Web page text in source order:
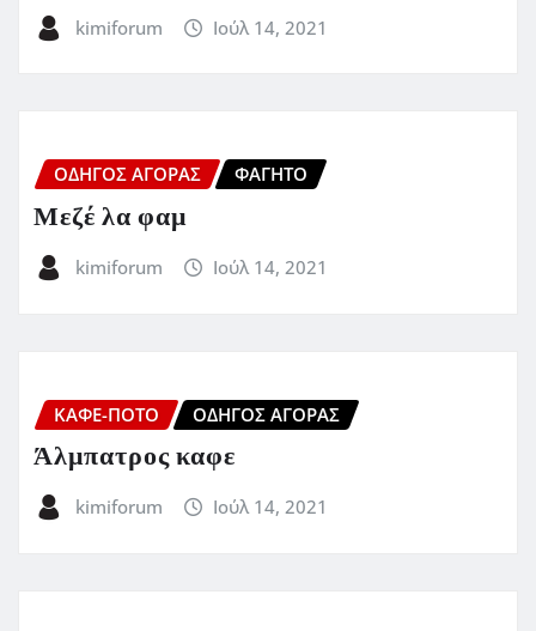
kimiforum Ιούλ 14, 2021
ΟΔΗΓΌΣ ΑΓΟΡΆΣ ΦΑΓΗΤΌ
Μεζέ λα φαμ
kimiforum Ιούλ 14, 2021
ΚΑΦΈ-ΠΟΤΌ ΟΔΗΓΌΣ ΑΓΟΡΆΣ
Άλμπατρος καφε
kimiforum Ιούλ 14, 2021